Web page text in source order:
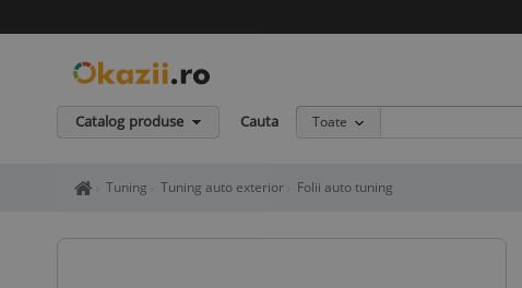
Catalog produse Cauta Toate
Home page okazii.ro - Cumperi in siguranta de la vanzatori de incredere
Tuning Tuning auto exterior Folii auto tuning